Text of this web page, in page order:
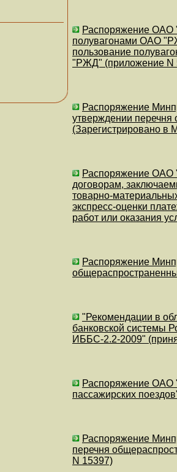
Распоряжение ОАО
полувагонами ОАО
пользование
"РЖД" (приложение N
Распоряжение
утверждении
(Зарегистрировано в
Распоряжение ОАО
договорам,
товарно-
экспресс-оценки
работ или оказания
Распоряжение
"Рекомендации в
банковской системы
ИББС-2.2-2009"
Распоряжение ОАО
пассажирских
Распоряжение
перечня
N 15397)